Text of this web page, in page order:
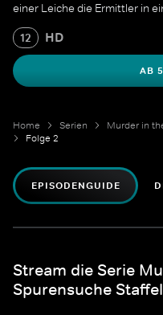
einer Leiche die Ermittler in
12 HD
AB
Home Serien
Folge 2
EPISODENGUIDE
Stream die Serie
Spurensuche Staffel